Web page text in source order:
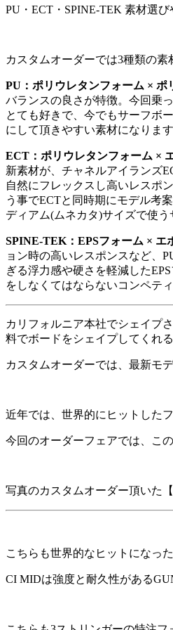
PU・ECT・SPINE‐TEK 素材選
カスタムオーダーでは3種類の
PU：ポリウレタンフォーム × ポ
バランスの良さが特徴。今回乗
とても好きで、今でもサーフボ
にして頂きやすい素材になりま
ECT：ポリウレタンフォーム ×
新素材が、チャネルアイランズ
自然にフレックスし高いレスポ
う事でECTと同時期にモデル考
ディアム(ムネカタ)サイズで使
SPINE-TEK：EPSフォーム × エ
ョン時の高いレスポンスなど、
ぎる浮力感や硬さを軽減した
をしなくてはならないコンペテ
カリフォルニア本社でシェイプ
料でボードをシェイプしてくれ
カスタムオーダーでは、最新モ
近年では、世界的にヒットした
今回のオーダーフェアでは、こ
写真のカスタムオーダー頂いた
こちらも世界的なヒットになっ
CI MIDは強度と耐久性がある